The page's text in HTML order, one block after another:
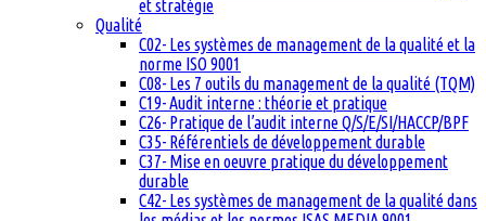
et stratégie
Qualité
C02- Les systèmes de management de la qualité et la
norme ISO 9001
C08- Les 7 outils du management de la qualité (TQM)
C19- Audit interne : théorie et pratique
C26- Pratique de l’audit interne Q/S/E/SI/HACCP/BPF
C35- Référentiels de développement durable
C37- Mise en oeuvre pratique du développement
durable
C42- Les systèmes de management de la qualité dans